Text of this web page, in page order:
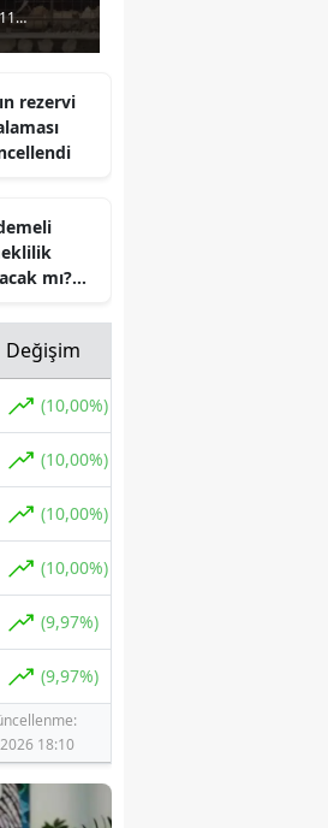
büyüklü
hasara
açtı
11
rezervi
mı?
Değişim
(10,00%)
(10,00%)
(10,00%)
(10,00%)
(9,97%)
(9,97%)
18:10